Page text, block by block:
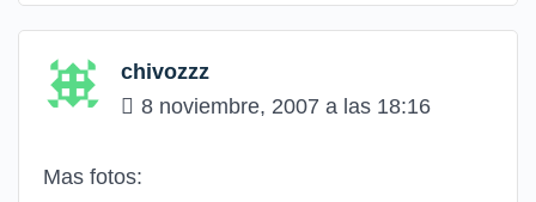
chivozzz
8 noviembre, 2007 a las 18:16
Mas fotos: